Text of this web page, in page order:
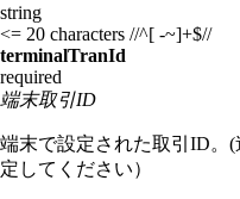
string
<= 20 characters //^[ -~]+$//
terminalTranId
required
端末取引ID
端末で設定された取引ID。
定してください）